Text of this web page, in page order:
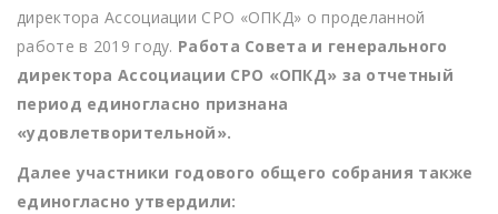
директора Ассоциации СРО «ОПКД» о проделанной
работе в 2019 году. Работа Совета и генерального
директора Ассоциации СРО «ОПКД» за отчетный
период единогласно признана
«удовлетворительной».
Далее участники годового общего собрания также
единогласно утвердили: